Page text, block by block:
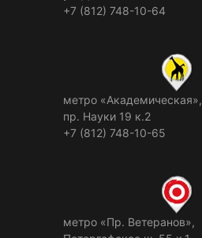
+7 (812) 748-10-64
метро «Академическая»,
пр. Науки 19 к.2
+7 (812) 748-10-65
метро «Пр. Ветеранов»,